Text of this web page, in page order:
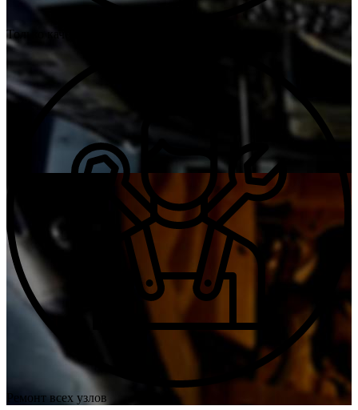
Только качественные запчасти
Ремонт всех узлов